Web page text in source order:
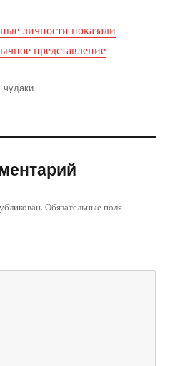
личности показали
представление
Метки
чудаки
Обязательные поля